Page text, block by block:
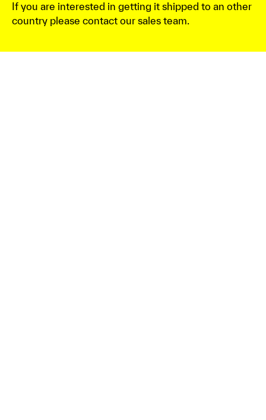
If you are interested in getting it shipped to an other
country please contact our sales team.